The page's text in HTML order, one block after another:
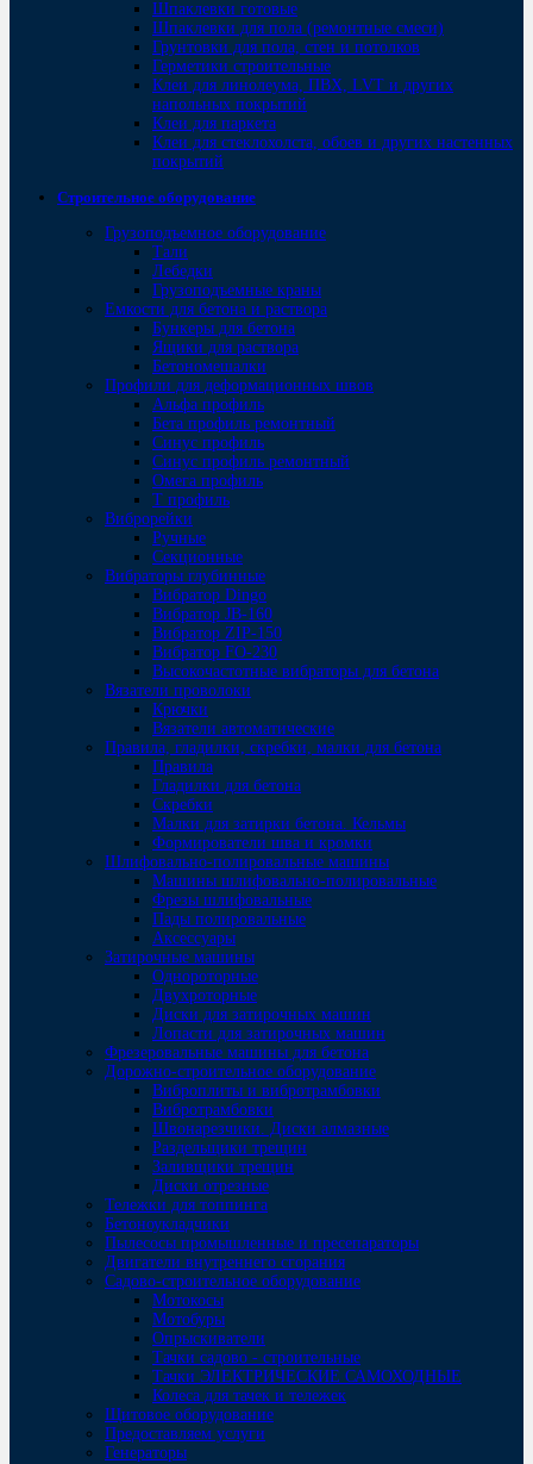
Шпаклевки готовые
Шпаклевки для пола (ремонтные смеси)
Грунтовки для пола, стен и потолков
Герметики строительные
Клеи для линолеума, ПВХ, LVT и других
напольных покрытий
Клеи для паркета
Клеи для стеклохолста, обоев и других настенных
покрытий
Строительное оборудование
Грузоподъемное оборудование
Тали
Лебедки
Грузоподъемные краны
Емкости для бетона и раствора
Бункеры для бетона
Ящики для раствора
Бетономешалки
Профили для деформационных швов
Альфа профиль
Бета профиль ремонтный
Синус профиль
Синус профиль ремонтный
Омега профиль
Т профиль
Виброрейки
Ручные
Секционные
Вибраторы глубинные
Вибратор Dingo
Вибратор JB-160
Вибратор ZIP-150
Bибратор FO-230
Высокочастотные вибраторы для бетона
Вязатели проволоки
Крючки
Вязатели автоматические
Правила, гладилки, скребки, малки для бетона
Правила
Гладилки для бетона
Скребки
Малки для затирки бетона. Кельмы
Формирователи шва и кромки
Шлифовально-полировальные машины
Машины шлифовально-полировальные
Фрезы шлифовальные
Пады полировальные
Аксессуары
Затирочные машины
Однороторные
Двухроторные
Диски для затирочных машин
Лопасти для затирочных машин
Фрезеровальные машины для бетона
Дорожно-строительное оборудование
Виброплиты и вибротрамбовки
Вибротрамбовки
Швонарезчики. Диски алмазные
Раздельщики трещин
Заливщики трещин
Диски отрезные
Тележки для топпинга
Бетоноукладчики
Пылесосы промышленные и пресепараторы
Двигатели внутреннего сгорания
Садово-строительное оборудование
Мотокосы
Мотобуры
Опрыскиватели
Тачки садово - строительные
Тачки ЭЛЕКТРИЧЕСКИЕ САМОХОДНЫЕ
Колеса для тачек и тележек
Щитовое оборудование
Предоставляем услуги
Генераторы